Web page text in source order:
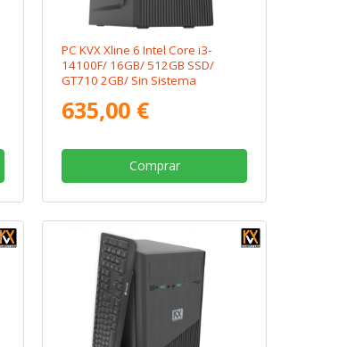
PC KVX Xline 6 Intel Core i3-
14100F/ 16GB/ 512GB SSD/
GT710 2GB/ Sin Sistema
635,00 €
Comprar